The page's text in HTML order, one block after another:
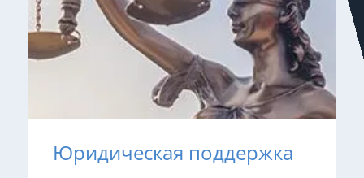
Юридическая поддержка